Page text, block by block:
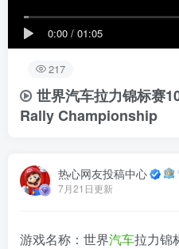
0:00 / 01:05
217
世界汽车拉力锦标赛
Rally Championship
热心网友投稿中心
7月21日更新
游戏名称：世界汽车拉力锦